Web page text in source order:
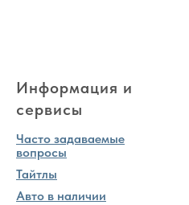
Информация и
сервисы
Часто задаваемые
вопросы
Тайтлы
Авто в наличии